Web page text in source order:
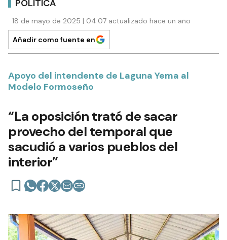
POLÍTICA
18 de mayo de 2025 | 04:07 actualizado hace un año
Añadir como fuente en
Apoyo del intendente de Laguna Yema al
Modelo Formoseño
“La oposición trató de sacar
provecho del temporal que
sacudió a varios pueblos del
interior”